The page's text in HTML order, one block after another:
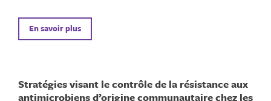
En savoir plus
Stratégies visant le contrôle de la résistance aux
antimicrobiens d’origine communautaire chez les